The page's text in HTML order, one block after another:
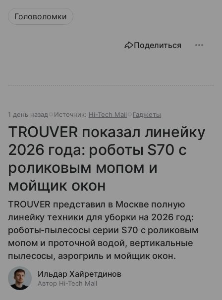
Головоломки
Поделиться
1 день назад Источник: Hi-Tech Mail Гаджеты
TROUVER показал линейку
2026 года: роботы S70 с
роликовым мопом и
мойщик окон
TROUVER представил в Москве полную
линейку техники для уборки на 2026 год:
роботы-пылесосы серии S70 с роликовым
мопом и проточной водой, вертикальные
пылесосы, аэрогриль и мойщик окон.
Ильдар Хайретдинов
Автор Hi-Tech Mail